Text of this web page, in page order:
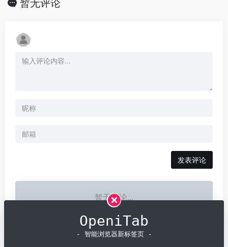
暂无评论
发表评论
暂无评论...
OpeniTab
- 智能浏览器新标签页 -